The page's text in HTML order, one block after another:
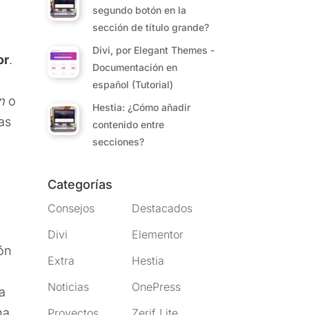
.
o
segundo botón en la
sección de título grande?
Divi, por Elegant Themes -
Documentación en
español (Tutorial)
Hestia: ¿Cómo añadir
contenido entre
secciones?
Categorías
Consejos
Destacados
Divi
Elementor
Extra
Hestia
Noticias
OnePress